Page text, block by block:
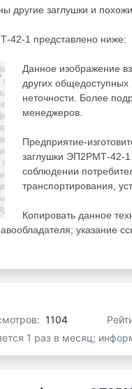
другие заглушки и
42-1 представлено ниже:
Данное изображение
других
неточности. Более
менеджеров.
Предприятие-
заглушки ЭП2РМТ-42-1
соблюдении
транспортирования,
Копировать данное
указание
1104
1 раз в месяц;